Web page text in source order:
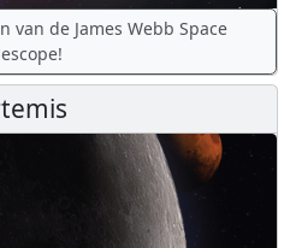
van de James Webb Space